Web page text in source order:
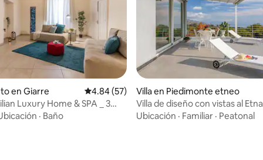
de 5, 73 reseñas
en Giarre Calificación promedio: 4.84 de 5, 57 reseñas
4.84 (57)
Luxury Home & SPA _ 3
centro· Baño
Villa en Piedimonte etneo
Villa de diseño con vistas al
Taormina
Ubicación · Familiar · Peatonal